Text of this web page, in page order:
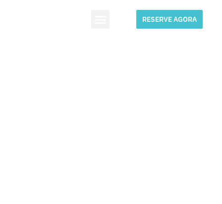
RESERVE AGORA